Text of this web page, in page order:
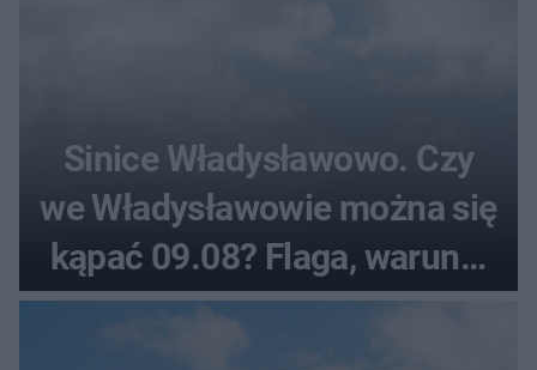
Sinice Władysławowo. Czy
we Władysławowie można się
kąpać 09.08? Flaga, warunki
pogodowe